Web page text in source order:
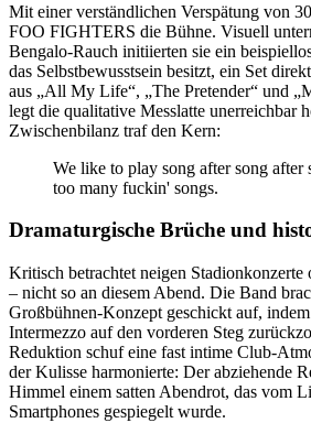
Mit einer verständlichen Verspätung von
FOO FIGHTERS die Bühne. Visuell
Bengalo-Rauch initiierten sie ein
das Selbstbewusstsein besitzt, ein Set
aus „All My Life“, „The Pretender“ und
legt die qualitative Messlatte unerreichbar
Zwischenbilanz traf den Kern:
We like to play song after song after
too many fuckin' songs.
Dramaturgische Brüche und
Kritisch betrachtet neigen Stadionkonzerte
– nicht so an diesem Abend. Die Band
Großbühnen-Konzept geschickt auf,
Intermezzo auf den vorderen Steg
Reduktion schuf eine fast intime Club-
der Kulisse harmonierte: Der abziehende
Himmel einem satten Abendrot, das vom
Smartphones gespiegelt wurde.